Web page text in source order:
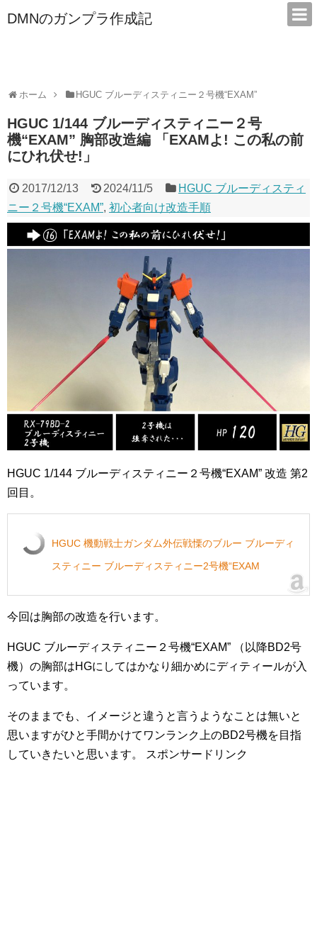
DMNのガンプラ作成記
ホーム HGUC ブルーディスティニー２号機“EXAM”
HGUC 1/144 ブルーディスティニー２号
機“EXAM” 胸部改造編 「EXAMよ! この私の前
にひれ伏せ!」
2017/12/13 2024/11/5
HGUC ブルーディスティ
ニー２号機“EXAM”, 初心者向け改造手順
HGUC 1/144 ブルーディスティニー２号機“EXAM” 改造 第2
回目。
HGUC 機動戦士ガンダム外伝戦慄のブルー ブルーディ
スティニー ブルーディスティニー2号機“EXAM
今回は胸部の改造を行います。
HGUC ブルーディスティニー２号機“EXAM” （以降BD2号
機）の胸部はHGにしてはかなり細かめにディティールが入
っています。
そのままでも、イメージと違うと言うようなことは無いと
思いますがひと手間かけてワンランク上のBD2号機を目指
していきたいと思います。
スポンサードリンク